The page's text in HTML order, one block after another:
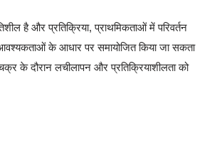
है और प्रतिक्रिया, प्राथमिकताओं में परिवर्तन
के आधार पर समायोजित किया जा सकता
के दौरान लचीलापन और प्रतिक्रियाशीलता को